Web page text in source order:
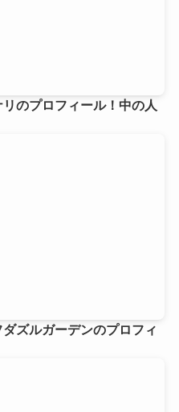
のプロフィール！中の人
ズルガーデンのプロフィ